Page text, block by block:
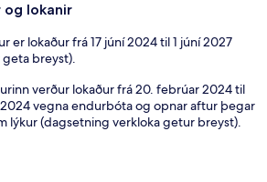
lokanir
er lokaður frá 17 júní 2024 til 1 júní 2027
breyst).
verður lokaður frá 20. febrúar 2024 til
vegna endurbóta og opnar aftur þegar
lýkur (dagsetning verkloka getur breyst).